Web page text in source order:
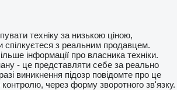
техніку за низькою ціною,
спілкуєтеся з реальним продавцем.
інформації про власника техніки.
- це представляти себе за реально
виникнення підозр повідомте про це
через форму зворотного зв'язку.